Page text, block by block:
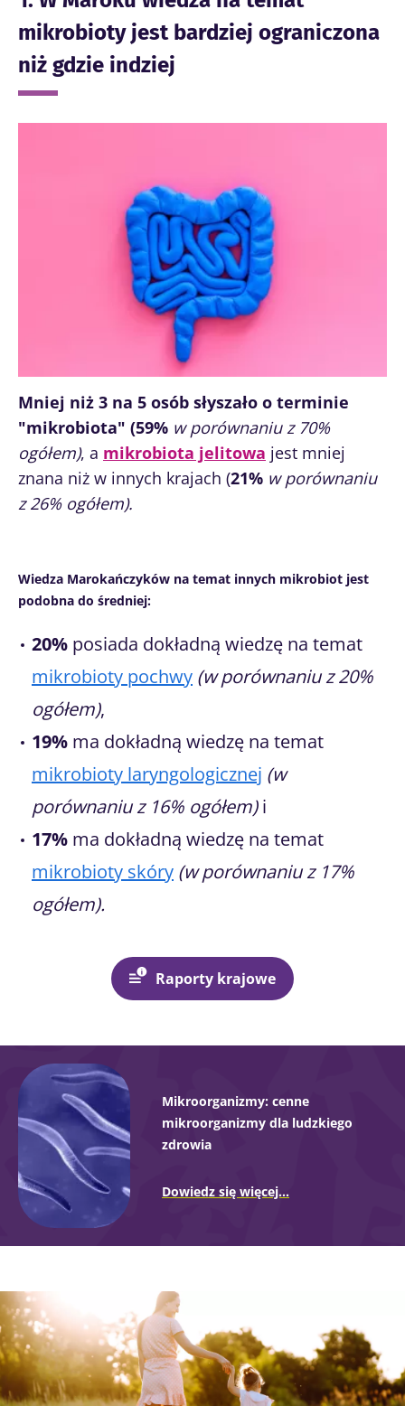
mikrobioty jest bardziej ograniczona
niż gdzie indziej
Mniej niż 3 na 5 osób słyszało o terminie
"mikrobiota" (59% w porównaniu z 70%
ogółem), a mikrobiota jelitowa jest mniej
znana niż w innych krajach (21% w porównaniu
z 26% ogółem).
Wiedza Marokańczyków na temat innych mikrobiot jest
podobna do średniej:
20% posiada dokładną wiedzę na temat
mikrobioty pochwy (w porównaniu z 20%
ogółem),
19% ma dokładną wiedzę na temat
mikrobioty laryngologicznej (w
porównaniu z 16% ogółem)i
17% ma dokładną wiedzę na temat
mikrobioty skóry (w porównaniu z 17%
ogółem).
Raporty krajowe
Mikroorganizmy: cenne
mikroorganizmy dla ludzkiego
zdrowia
Dowiedz się więcej...
Obraz